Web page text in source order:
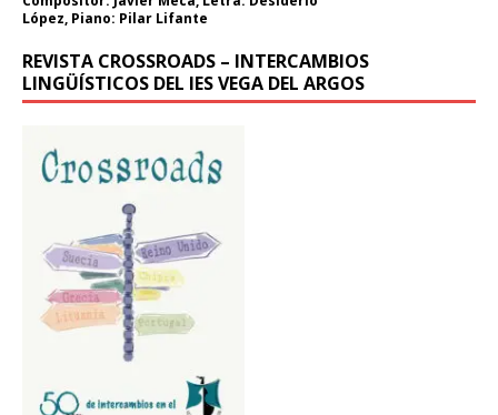
López, Piano: Pilar Lifante
REVISTA CROSSROADS – INTERCAMBIOS
LINGÜÍSTICOS DEL IES VEGA DEL ARGOS